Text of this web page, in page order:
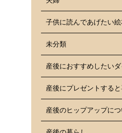
子供に読んであげたい絵
未分類
産後におすすめしたいダ
産後にプレゼントする
産後のヒップアップに